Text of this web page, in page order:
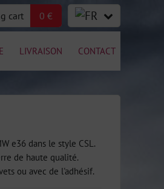
cart 0 €
LIVRAISON CONTACT
e36 dans le style CSL.
de haute qualité.
ou avec de l'adhésif.